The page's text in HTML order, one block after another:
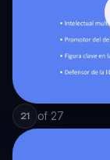
21 of 27